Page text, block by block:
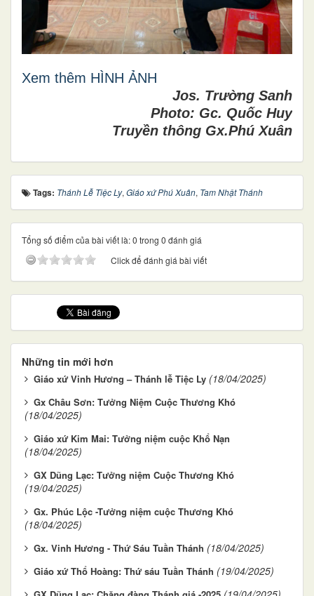
Xem thêm HÌNH ẢNH
Jos. Trường Sanh
Photo: Gc. Quốc Huy
Truyền thông Gx.Phú Xuân
Tags: Thánh Lễ Tiệc Ly, Giáo xứ Phú Xuân, Tam Nhật Thánh
Tổng số điểm của bài viết là: 0 trong 0 đánh giá
Click để đánh giá bài viết
Những tin mới hơn
Giáo xứ Vinh Hương – Thánh lễ Tiệc Ly (18/04/2025)
Gx Châu Sơn: Tưởng Niệm Cuộc Thương Khó
(18/04/2025)
Giáo xứ Kim Mai: Tưởng niệm cuộc Khổ Nạn
(18/04/2025)
GX Dũng Lạc: Tưởng niệm Cuộc Thương Khó
(19/04/2025)
Gx. Phúc Lộc -Tưởng niệm cuộc Thương Khó
(18/04/2025)
Gx. Vinh Hương - Thứ Sáu Tuần Thánh (18/04/2025)
Giáo xứ Thổ Hoàng: Thứ sáu Tuần Thánh (19/04/2025)